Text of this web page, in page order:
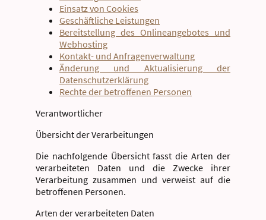
Einsatz von Cookies
Geschäftliche Leistungen
Bereitstellung des Onlineangebotes und
Webhosting
Kontakt- und Anfragenverwaltung
Änderung und Aktualisierung der
Datenschutzerklärung
Rechte der betroffenen Personen
Verantwortlicher
Übersicht der Verarbeitungen
Die nachfolgende Übersicht fasst die Arten der
verarbeiteten Daten und die Zwecke ihrer
Verarbeitung zusammen und verweist auf die
betroffenen Personen.
Arten der verarbeiteten Daten